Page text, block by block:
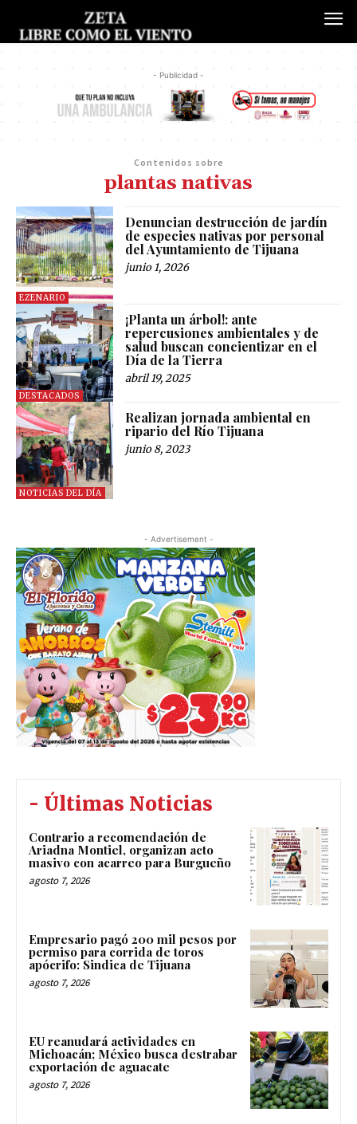
- Publicidad -
Contenidos sobre
plantas nativas
EZENARIO
Denuncian destrucción de jardín
de especies nativas por personal
del Ayuntamiento de Tijuana
junio 1, 2026
DESTACADOS
¡Planta un árbol!: ante
repercusiones ambientales y de
salud buscan concientizar en el
Día de la Tierra
abril 19, 2025
NOTICIAS DEL DÍA
Realizan jornada ambiental en
ripario del Río Tijuana
junio 8, 2023
- Advertisement -
- Últimas Noticias
Contrario a recomendación de
Ariadna Montiel, organizan acto
masivo con acarreo para Burgueño
agosto 7, 2026
Empresario pagó 200 mil pesos por
permiso para corrida de toros
apócrifo: Sindica de Tijuana
agosto 7, 2026
EU reanudará actividades en
Michoacán; México busca destrabar
exportación de aguacate
agosto 7, 2026